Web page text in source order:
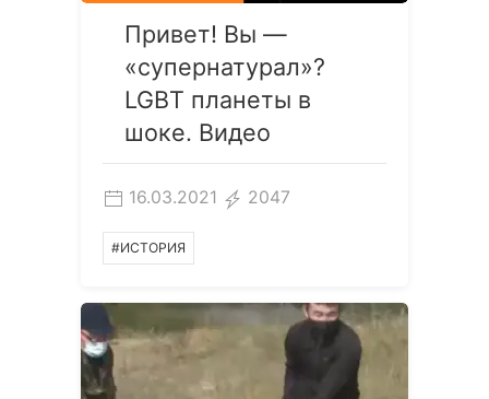
Привет! Вы —
«супернатурал»?
LGBT планеты в
шоке. Видео
16.03.2021 2047
#ИСТОРИЯ